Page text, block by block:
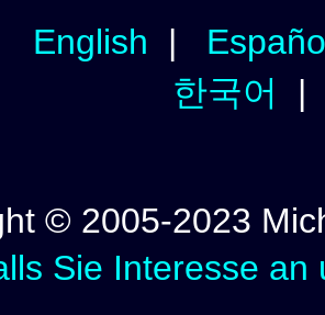
English |
한국어
© 2005-2023
Sie Interesse